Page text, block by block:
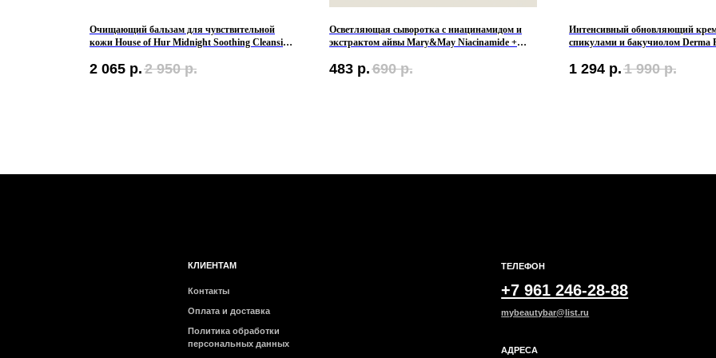
Очищающий бальзам для чувствительной
кожи House of Hur Midnight Soothing Cleansing
2 065 р. 2 950 р.
Осветляющая сыворотка с ниацинамидом и
экстрактом айвы Mary&May Niacinamide +
483 р. 690 р.
Интенсивный обновляющий
спикулами и бакучиолом Derma
1 294 р. 1 990 р.
2026 © Интернет-магазин косметики «MY BEAUTY BAR»